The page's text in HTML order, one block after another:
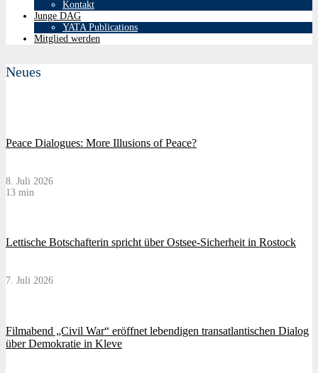
Kontakt
Junge DAG
YATA Publications
Mitglied werden
Neues
Peace Dialogues: More Illusions of Peace?
8. Juli 2026
13 min
Lettische Botschafterin spricht über Ostsee-Sicherheit in Rostock
7. Juli 2026
Filmabend „Civil War“ eröffnet lebendigen transatlantischen Dialog
über Demokratie in Kleve